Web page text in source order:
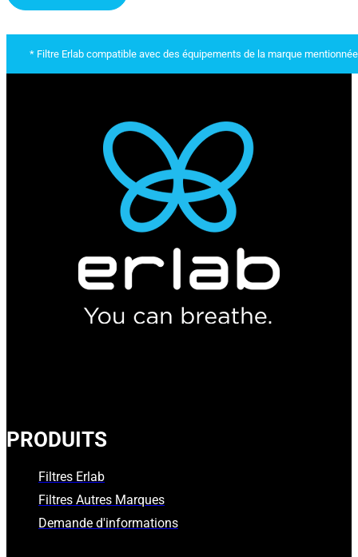
* Filtre Erlab compatible avec des équipements de la marque
PRODUITS
Filtres Erlab
Filtres Autres Marques
Demande d'informations